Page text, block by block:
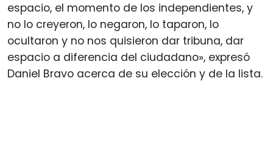
espacio, el momento de los independientes, y
no lo creyeron, lo negaron, lo taparon, lo
ocultaron y no nos quisieron dar tribuna, dar
espacio a diferencia del ciudadano», expresó
Daniel Bravo acerca de su elección y de la lista.